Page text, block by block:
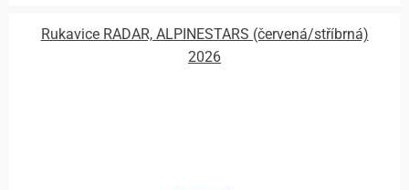
Rukavice RADAR, ALPINESTARS (červená/stříbrná)
2026